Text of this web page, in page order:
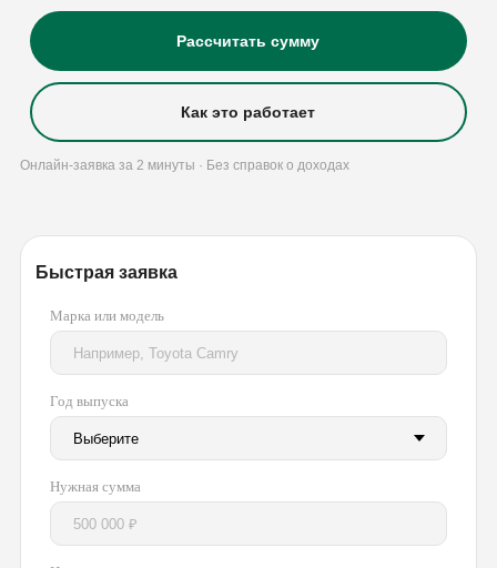
Онлайн-заявка за 2 минуты · Без справок о доходах
Рассчитать сумму
Как это работает
Марка или модель
Год выпуска
Нужная сумма
Быстрая заявка